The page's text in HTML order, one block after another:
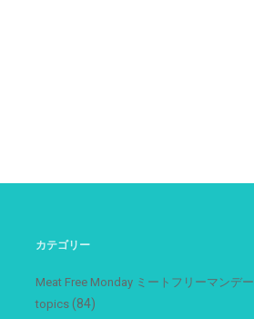
カテゴリー
Meat Free Monday ミートフリーマンデー
topics (84)